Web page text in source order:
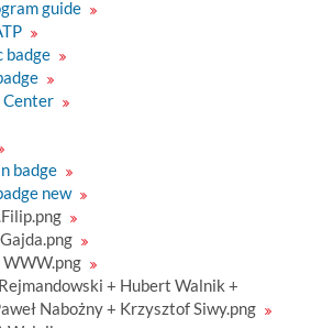
guide
badge
badge
new
WWW.png
+ Hubert Walnik +
Nabożny + Krzysztof Siwy.png